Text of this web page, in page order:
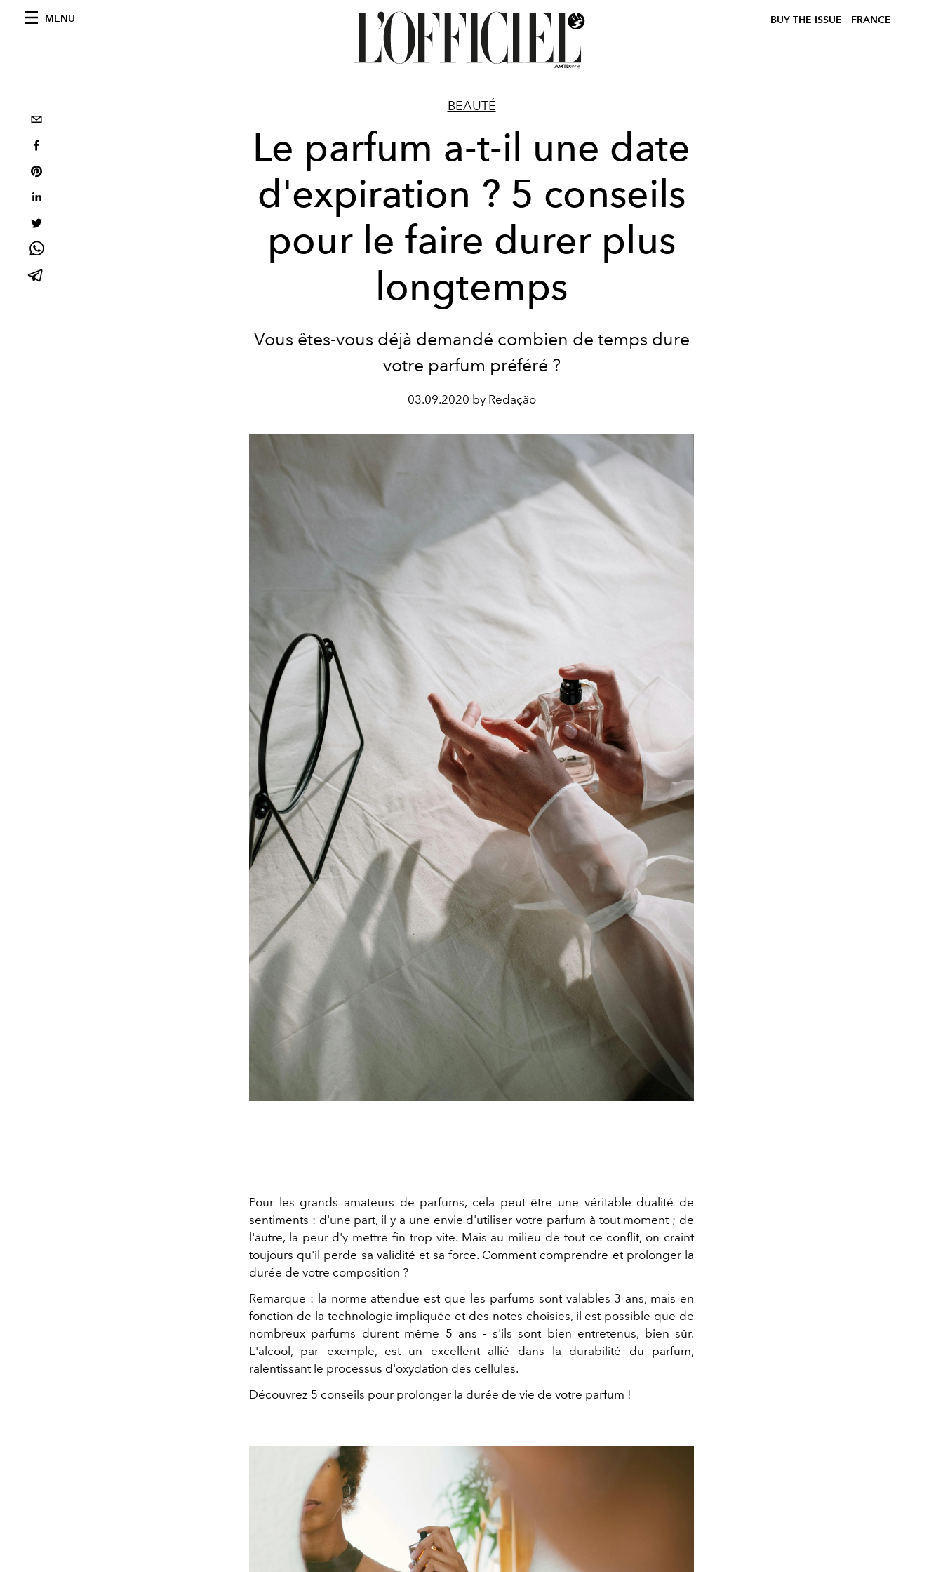
MENU BUY THE ISSUE FRANCE
BEAUTÉ
Le parfum a-t-il une date
d'expiration ? 5 conseils
pour le faire durer plus
longtemps
Vous êtes-vous déjà demandé combien de temps dure
votre parfum préféré ?
03.09.2020 by Redação
Pour les grands amateurs de parfums, cela peut être une véritable dualité de
sentiments : d'une part, il y a une envie d'utiliser votre parfum à tout moment ; de
l'autre, la peur d'y mettre fin trop vite. Mais au milieu de tout ce conflit, on craint
toujours qu'il perde sa validité et sa force. Comment comprendre et prolonger la
durée de votre composition ?
Remarque : la norme attendue est que les parfums sont valables 3 ans, mais en
fonction de la technologie impliquée et des notes choisies, il est possible que de
nombreux parfums durent même 5 ans - s'ils sont bien entretenus, bien sûr.
L'alcool, par exemple, est un excellent allié dans la durabilité du parfum,
ralentissant le processus d'oxydation des cellules.
Découvrez 5 conseils pour prolonger la durée de vie de votre parfum !